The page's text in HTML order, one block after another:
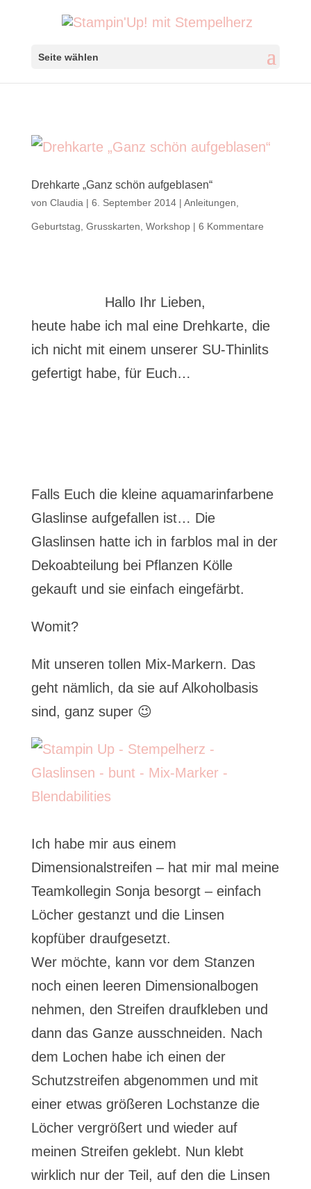
Seite wählen
Drehkarte „Ganz schön aufgeblasen“
von Claudia | 6. September 2014| Anleitungen
Geburtstag Grusskarten Workshop| 6 Kommentare
Hallo Ihr Lieben,
heute habe ich mal eine Drehkarte, die
ich nicht mit einem unserer SU-Thinlits
gefertigt habe, für Euch…
Falls Euch die kleine aquamarinfarbene
Glaslinse aufgefallen ist… Die
Glaslinsen hatte ich in farblos mal in der
Dekoabteilung bei Pflanzen Kölle
gekauft und sie einfach eingefärbt.
Womit?
Mit unseren tollen Mix-Markern. Das
geht nämlich, da sie auf Alkoholbasis
sind, ganz super 😉
Ich habe mir aus einem
Dimensionalstreifen – hat mir mal meine
Teamkollegin Sonja besorgt – einfach
Löcher gestanzt und die Linsen
kopfüber draufgesetzt.
Wer möchte, kann vor dem Stanzen
noch einen leeren Dimensionalbogen
nehmen, den Streifen draufkleben und
dann das Ganze ausschneiden. Nach
dem Lochen habe ich einen der
Schutzstreifen abgenommen und mit
einer etwas größeren Lochstanze die
Löcher vergrößert und wieder auf
meinen Streifen geklebt. Nun klebt
wirklich nur der Teil, auf den die Linsen